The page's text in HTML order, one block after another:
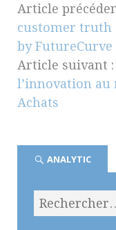
Article
customer truth
by FutureCurve
Article suivant :
l’innovation au
Achats
ANALYTIC